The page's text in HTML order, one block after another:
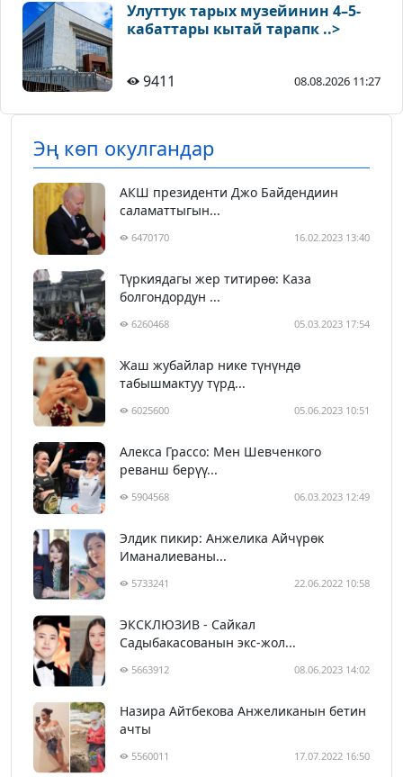
Улуттук тарых музейинин 4–5-
кабаттары кытай тарапк ..>
9411 08.08.2026 11:27
Эң көп окулгандар
АКШ президенти Джо Байдендиин
саламаттыгын...
6470170 16.02.2023 13:40
Түркиядагы жер титирөө: Каза
болгондордун ...
6260468 05.03.2023 17:54
Жаш жубайлар нике түнүндө
табышмактуу түрд...
6025600 05.06.2023 10:51
Алекса Грассо: Мен Шевченкого
реванш берүү...
5904568 06.03.2023 12:49
Элдик пикир: Анжелика Айчүрөк
Иманалиеваны...
5733241 22.06.2022 10:58
ЭКСКЛЮЗИВ - Сайкал
Садыбакасованын экс-жол...
5663912 08.06.2023 14:02
Назира Айтбекова Анжеликанын бетин
ачты
5560011 17.07.2022 16:50